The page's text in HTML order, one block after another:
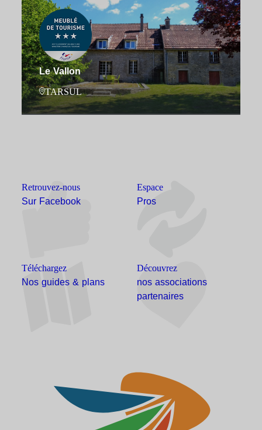
Le Vallon
TARSUL
Retrouvez-nous
Sur Facebook
Espace
Pros
Téléchargez
Nos guides & plans
Découvrez
nos associations
partenaires